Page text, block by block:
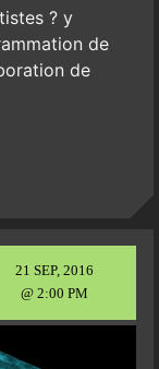
? y
de
de
21 SEP, 2016
@ 2:00 PM